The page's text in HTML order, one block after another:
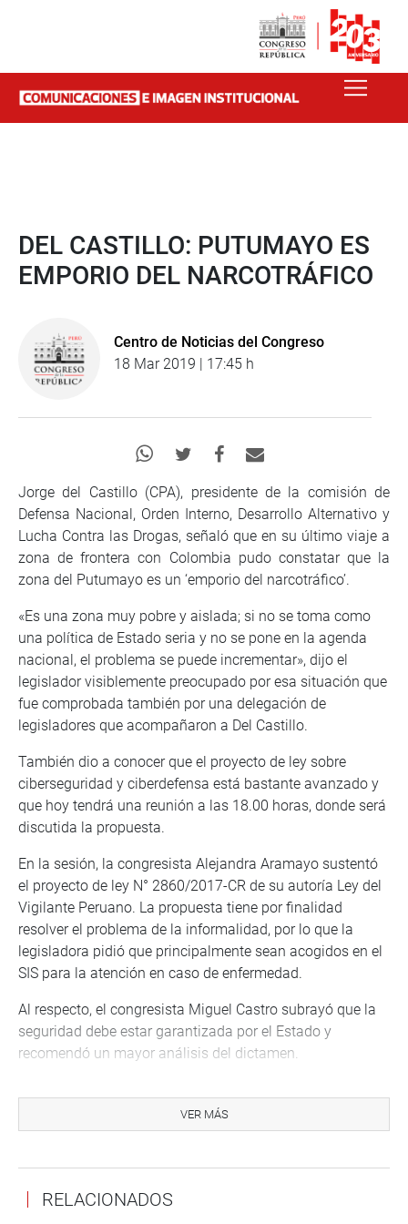
DEL CASTILLO: PUTUMAYO ES
EMPORIO DEL NARCOTRÁFICO
Centro de Noticias del Congreso
18 Mar 2019 | 17:45 h
Jorge del Castillo (CPA), presidente de la comisión de
Defensa Nacional, Orden Interno, Desarrollo Alternativo y
Lucha Contra las Drogas, señaló que en su último viaje a
zona de frontera con Colombia pudo constatar que la
zona del Putumayo es un ‘emporio del narcotráfico’.
«Es una zona muy pobre y aislada; si no se toma como
una política de Estado seria y no se pone en la agenda
nacional, el problema se puede incrementar», dijo el
legislador visiblemente preocupado por esa situación que
fue comprobada también por una delegación de
legisladores que acompañaron a Del Castillo.
También dio a conocer que el proyecto de ley sobre
ciberseguridad y ciberdefensa está bastante avanzado y
que hoy tendrá una reunión a las 18.00 horas, donde será
discutida la propuesta.
En la sesión, la congresista Alejandra Aramayo sustentó
el proyecto de ley N° 2860/2017-CR de su autoría Ley del
Vigilante Peruano. La propuesta tiene por finalidad
resolver el problema de la informalidad, por lo que la
legisladora pidió que principalmente sean acogidos en el
SIS para la atención en caso de enfermedad.
Al respecto, el congresista Miguel Castro subrayó que la
seguridad debe estar garantizada por el Estado y
recomendó un mayor análisis del dictamen.
Comisión de Defensa Nacional, planteó que el dictamen
del proyecto de ley del vigilante peruano retorne a la
un sector que requiere protección y que necesitan tener un
VER MÁS
RELACIONADOS